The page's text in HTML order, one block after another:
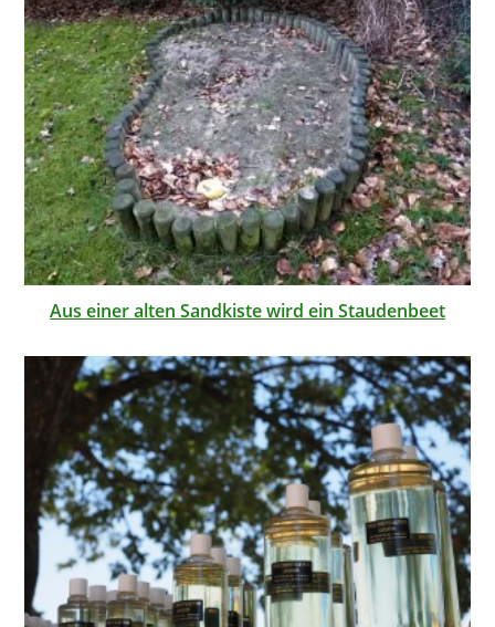
Aus einer alten Sandkiste wird ein Staudenbeet